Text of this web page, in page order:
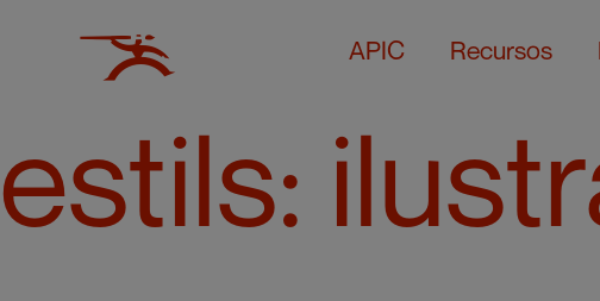
APIC Recursos
estils: